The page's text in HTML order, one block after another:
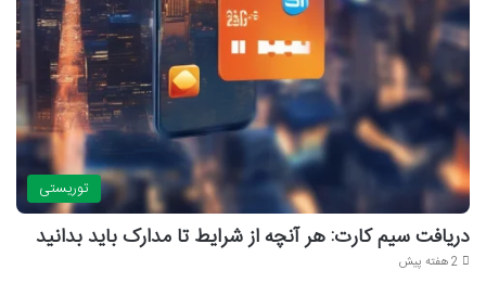
توریستی
دریافت سیم کارت: هر آنچه از شرایط تا مدارک باید بدانید
2 هفته پیش